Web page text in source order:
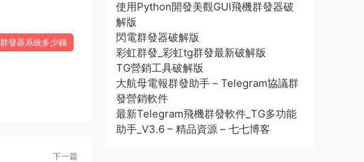
發器系統多少錢
下一篇
使用Python開發美觀GUI飛機群發器破
解版
閃電群發器破解版
彩虹群發_彩虹tg群發最新破解版
TG營銷工具破解版
大航母電報群發助手 – Telegram協議群
發營銷軟件
最新Telegram飛機群發軟件_TG多功能
助手_V3.6 – 精品資源 – 七七博客